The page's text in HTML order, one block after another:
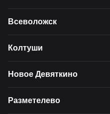
Всеволожск
Колтуши
Новое Девяткино
Разметелево